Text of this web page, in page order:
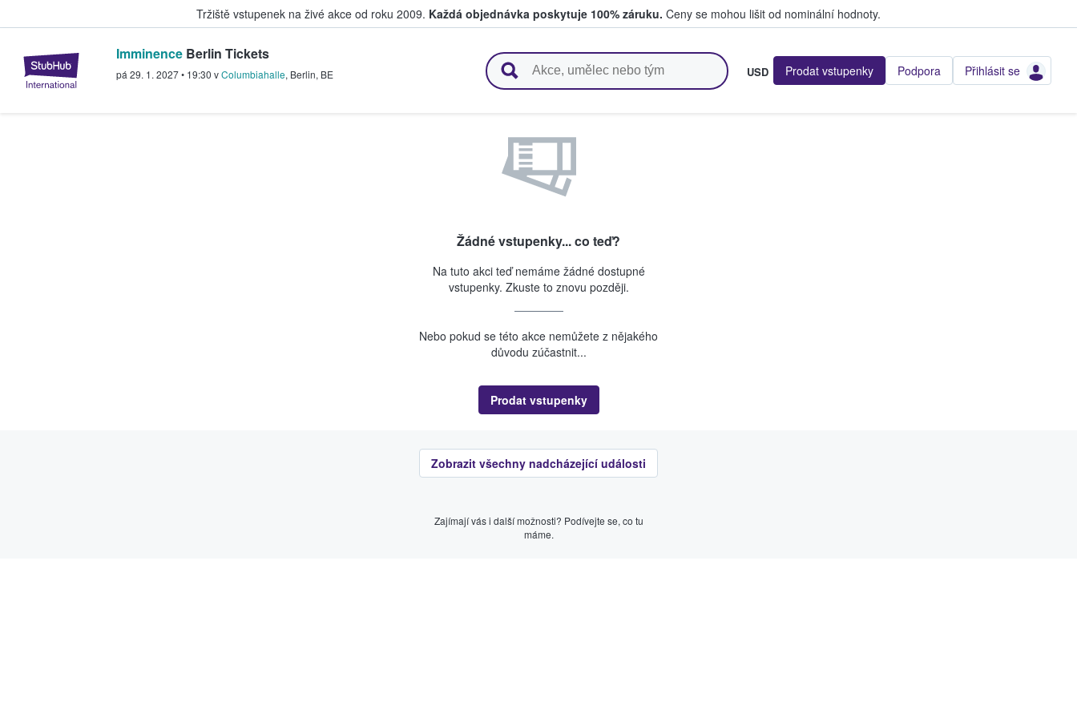
Tržiště vstupenek na živé akce od roku 2009. Každá objednávka poskytuje 100% záruku. Ceny se mohou lišit od nominální hodnoty.
StubHub – Místo, kde fanoušci kupují a prodávají vstupenky
Imminence Berlin Tickets
pá 29. 1. 2027• 19:30 vColumbiahalle, Berlin, BE USD Prodat vstupenky Podpora Přihlásit se
Žádné vstupenky... co teď?
Na tuto akci teď nemáme žádné dostupné
vstupenky. Zkuste to znovu později.
Nebo pokud se této akce nemůžete z nějakého
důvodu zúčastnit...
Prodat vstupenky
Zobrazit všechny nadcházející události
Zajímají vás i další možnosti? Podívejte se, co tu
máme.